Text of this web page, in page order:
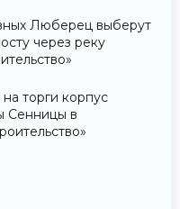
Люберец выберут
через реку
торги корпус
Сенницы в